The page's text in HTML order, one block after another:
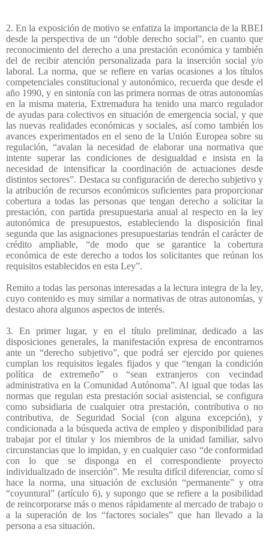
2. En la exposición de motivo se enfatiza la importancia de la RBEI
desde la perspectiva de un “doble derecho social”, en cuanto que
reconocimiento del derecho a una prestación económica y también
del de recibir atención personalizada para la inserción social y/o
laboral. La norma, que se refiere en varias ocasiones a los títulos
competenciales constitucional y autonómico, recuerda que desde el
año 1990, y en sintonía con las primera normas de otras autonomías
en la misma materia, Extremadura ha tenido una marco regulador
de ayudas para colectivos en situación de emergencia social, y que
las nuevas realidades económicas y sociales, así como también los
avances experimentados en el seno de la Unión Europea sobre su
regulación, “avalan la necesidad de elaborar una normativa que
intente superar las condiciones de desigualdad e insista en la
necesidad de intensificar la coordinación de actuaciones desde
distintos sectores”. Destaca su configuración de derecho subjetivo y
la atribución de recursos económicos suficientes para proporcionar
cobertura a todas las personas que tengan derecho a solicitar la
prestación, con partida presupuestaria anual al respecto en la ley
autonómica de presupuestos, estableciendo la disposición final
segunda que las asignaciones presupuestarias tendrán el carácter de
crédito ampliable, “de modo que se garantice la cobertura
económica de este derecho a todos los solicitantes que reúnan los
requisitos establecidos en esta Ley”.
Remito a todas las personas interesadas a la lectura integra de la ley,
cuyo contenido es muy similar a normativas de otras autonomías, y
destaco ahora algunos aspectos de interés.
3. En primer lugar, y en el título preliminar, dedicado a las
disposiciones generales, la manifestación expresa de encontrarnos
ante un “derecho subjetivo”, que podrá ser ejercido por quienes
cumplan los requisitos legales fijados y que “tengan la condición
política de extremeño” o “sean extranjeros con vecindad
administrativa en la Comunidad Autónoma”. Al igual que todas las
normas que regulan esta prestación social asistencial, se configura
como subsidiaria de cualquier otra prestación, contributiva o no
contributiva, de Seguridad Social (con alguna excepción), y
condicionada a la búsqueda activa de empleo y disponibilidad para
trabajar por el titular y los miembros de la unidad familiar, salvo
circunstancias que lo impidan, y en cualquier caso “de conformidad
con lo que se disponga en el correspondiente proyecto
individualizado de inserción”. Me resulta difícil diferenciar, como sí
hace la norma, una situación de exclusión “permanente” y otra
“coyuntural” (artículo 6), y supongo que se refiere a la posibilidad
de reincorporarse más o menos rápidamente al mercado de trabajo o
a la superación de los “factores sociales” que han llevado a la
persona a esa situación.